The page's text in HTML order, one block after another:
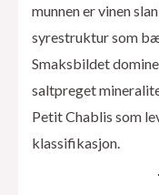
munnen er vinen
syrestruktur som
Smaksbildet
saltpreget
Petit Chablis som
klassifikasjon.